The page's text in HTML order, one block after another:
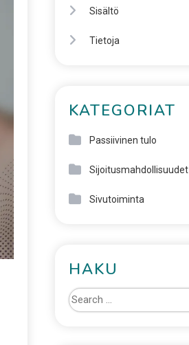
Sisältö
Tietoja
KATEGORIAT
Passiivinen tulo
Sijoitusmahdollisuudet
Sivutoiminta
HAKU